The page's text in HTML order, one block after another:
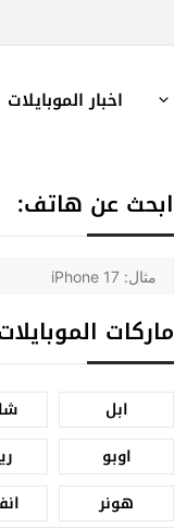
اخبار الموبايلات
ابحث عن هاتف:
ماركات
ابل
اوبو
هونر